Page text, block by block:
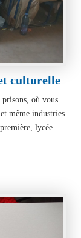
culturelle
prisons, où vous
même industries
lycée